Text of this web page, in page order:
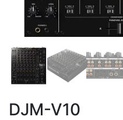
DJM-V10